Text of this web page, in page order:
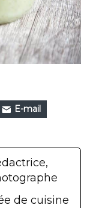
E-mail
de cuisine